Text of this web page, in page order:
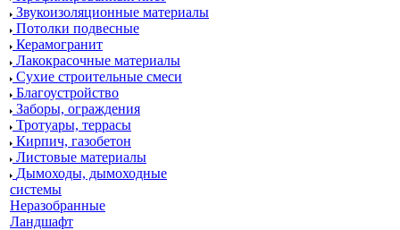
Звукоизоляционные материалы
Потолки подвесные
Керамогранит
Лакокрасочные материалы
Сухие строительные смеси
Благоустройство
Заборы, ограждения
Тротуары, террасы
Кирпич, газобетон
Листовые материалы
Дымоходы, дымоходные
системы
Неразобранные
Ландшафт